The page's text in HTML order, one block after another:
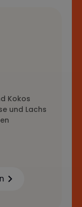
Kokos
und Lachs